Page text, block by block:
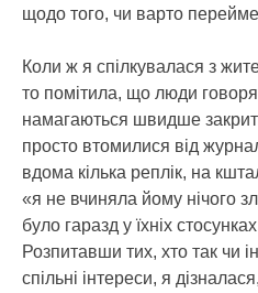
щодо того, чи варто
Коли ж я спілкувалася з
то помітила, що люди
намагаються швидше
просто втомилися від
вдома кілька реплік, на
«я не вчиняла йому нічого
було гаразд у їхніх
Розпитавши тих, хто так чи
спільні інтереси, я